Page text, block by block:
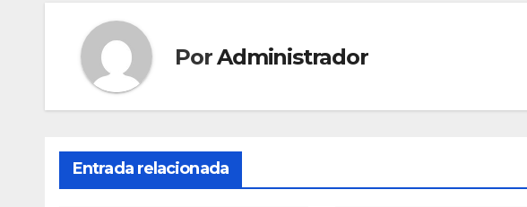
PorAdministrador
Entrada relacionada